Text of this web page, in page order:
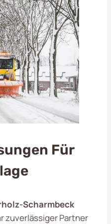
Für
Scharmbeck
zuverlässiger Partner